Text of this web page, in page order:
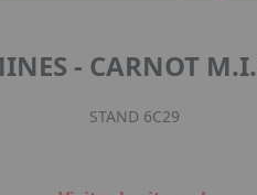
- CARNOT
STAND 6C29